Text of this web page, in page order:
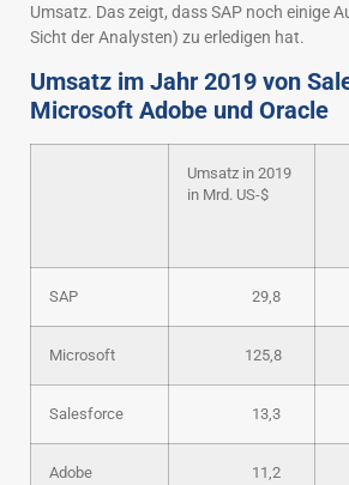
Umsatz. Das zeigt, dass SAP noch einige
Sicht der Analysten) zu erledigen hat.
Umsatz im Jahr 2019 von
Microsoft Adobe und Oracle
Umsatz in 2019
in Mrd. US-$
SAP 29,8
Microsoft 125,8
Salesforce 13,3
Adobe 11,2